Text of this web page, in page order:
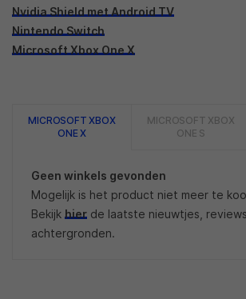
Nvidia Shield met Android TV
Nintendo Switch
Microsoft Xbox One X
MICROSOFT XBOX
ONE X
MICROSOFT XBOX
ONE S
Geen winkels gevonden
Mogelijk is het product niet meer te
Bekijk hierde laatste nieuwtjes,
achtergronden.